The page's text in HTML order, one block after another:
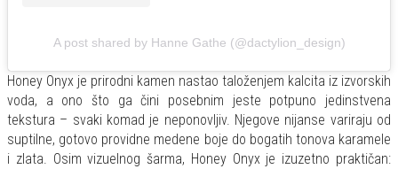
A post shared by Hanne Gathe (@dactylion_design)
Honey Onyx je prirodni kamen nastao taloženjem kalcita iz izvorskih
voda, a ono što ga čini posebnim jeste potpuno jedinstvena
tekstura – svaki komad je neponovljiv. Njegove nijanse variraju od
suptilne, gotovo providne medene boje do bogatih tonova karamele
i zlata. Osim vizuelnog šarma, Honey Onyx je izuzetno praktičan: